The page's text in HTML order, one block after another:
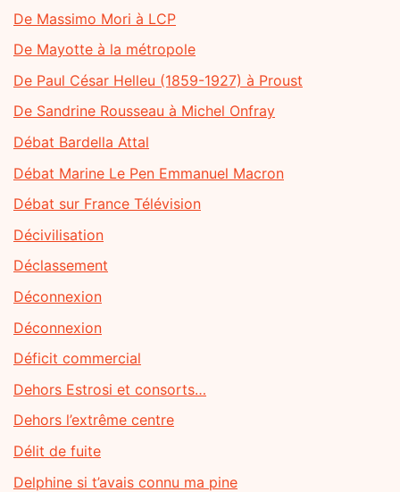
De Massimo Mori à LCP
De Mayotte à la métropole
De Paul César Helleu (1859-1927) à Proust
De Sandrine Rousseau à Michel Onfray
Débat Bardella Attal
Débat Marine Le Pen Emmanuel Macron
Débat sur France Télévision
Décivilisation
Déclassement
Déconnexion
Déconnexion
Déficit commercial
Dehors Estrosi et consorts…
Dehors l’extrême centre
Délit de fuite
Delphine si t’avais connu ma pine